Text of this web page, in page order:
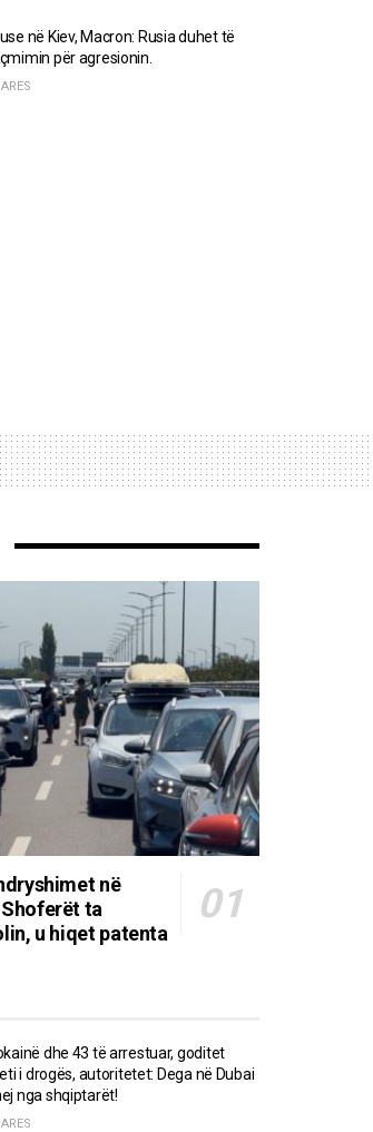
në Kiev, Macron: Rusia duhet të
për agresionin.
në
ta
u hiqet patenta
dhe 43 të arrestuar, goditet
i drogës, autoritetet: Dega në Dubai
nga shqiptarët!